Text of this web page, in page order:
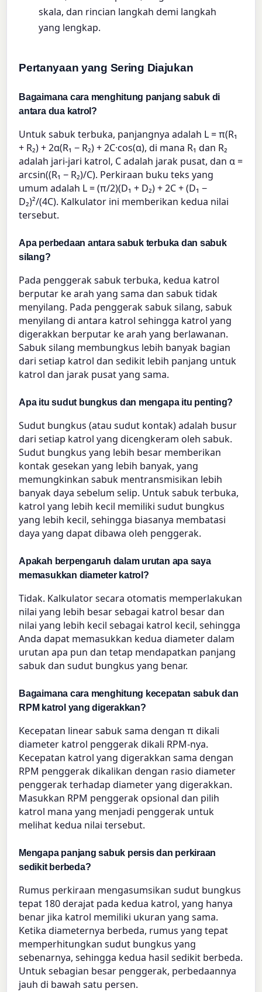
skala, dan rincian langkah demi langkah
yang lengkap.
Pertanyaan yang Sering Diajukan
Bagaimana cara menghitung panjang sabuk di
antara dua katrol?
Untuk sabuk terbuka, panjangnya adalah L = π(R₁
+ R₂) + 2α(R₁ − R₂) + 2C·cos(α), di mana R₁ dan R₂
adalah jari-jari katrol, C adalah jarak pusat, dan α =
arcsin((R₁ − R₂)/C). Perkiraan buku teks yang
umum adalah L = (π/2)(D₁ + D₂) + 2C + (D₁ −
D₂)²/(4C). Kalkulator ini memberikan kedua nilai
tersebut.
Apa perbedaan antara sabuk terbuka dan sabuk
silang?
Pada penggerak sabuk terbuka, kedua katrol
berputar ke arah yang sama dan sabuk tidak
menyilang. Pada penggerak sabuk silang, sabuk
menyilang di antara katrol sehingga katrol yang
digerakkan berputar ke arah yang berlawanan.
Sabuk silang membungkus lebih banyak bagian
dari setiap katrol dan sedikit lebih panjang untuk
katrol dan jarak pusat yang sama.
Apa itu sudut bungkus dan mengapa itu penting?
Sudut bungkus (atau sudut kontak) adalah busur
dari setiap katrol yang dicengkeram oleh sabuk.
Sudut bungkus yang lebih besar memberikan
kontak gesekan yang lebih banyak, yang
memungkinkan sabuk mentransmisikan lebih
banyak daya sebelum selip. Untuk sabuk terbuka,
katrol yang lebih kecil memiliki sudut bungkus
yang lebih kecil, sehingga biasanya membatasi
daya yang dapat dibawa oleh penggerak.
Apakah berpengaruh dalam urutan apa saya
memasukkan diameter katrol?
Tidak. Kalkulator secara otomatis memperlakukan
nilai yang lebih besar sebagai katrol besar dan
nilai yang lebih kecil sebagai katrol kecil, sehingga
Anda dapat memasukkan kedua diameter dalam
urutan apa pun dan tetap mendapatkan panjang
sabuk dan sudut bungkus yang benar.
Bagaimana cara menghitung kecepatan sabuk dan
RPM katrol yang digerakkan?
Kecepatan linear sabuk sama dengan π dikali
diameter katrol penggerak dikali RPM-nya.
Kecepatan katrol yang digerakkan sama dengan
RPM penggerak dikalikan dengan rasio diameter
penggerak terhadap diameter yang digerakkan.
Masukkan RPM penggerak opsional dan pilih
katrol mana yang menjadi penggerak untuk
melihat kedua nilai tersebut.
Mengapa panjang sabuk persis dan perkiraan
sedikit berbeda?
Rumus perkiraan mengasumsikan sudut bungkus
tepat 180 derajat pada kedua katrol, yang hanya
benar jika katrol memiliki ukuran yang sama.
Ketika diameternya berbeda, rumus yang tepat
memperhitungkan sudut bungkus yang
sebenarnya, sehingga kedua hasil sedikit berbeda.
Untuk sebagian besar penggerak, perbedaannya
jauh di bawah satu persen.